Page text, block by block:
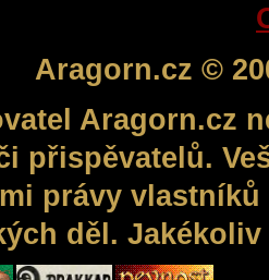
Aragorn.cz ©
Aragorn.cz
přispěvatelů.
právy
děl.